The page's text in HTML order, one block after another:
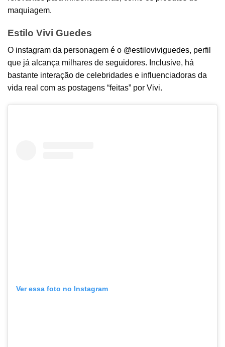
maquiagem.
Estilo Vivi Guedes
O instagram da personagem é o @estiloviviguedes, perfil
que já alcança milhares de seguidores. Inclusive, há
bastante interação de celebridades e influenciadoras da
vida real com as postagens “feitas” por Vivi.
Ver essa foto no Instagram